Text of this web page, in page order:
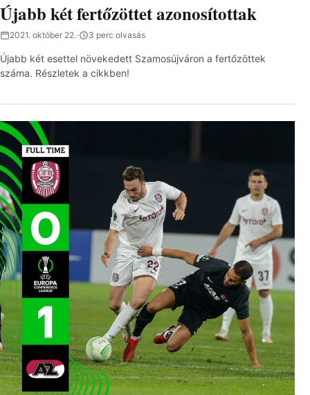
Újabb két fertőzöttet azonosítottak
2021. október 22.· 3 perc olvasás
Újabb két esettel növekedett Szamosújváron a fertőzöttek
száma. Részletek a cikkben!